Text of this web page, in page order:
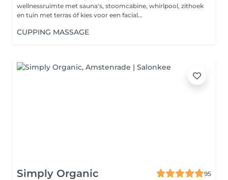
wellnessruimte met sauna's, stoomcabine, whirlpool, zithoek
en tuin met terras óf kies voor een facial...
CUPPING MASSAGE
Simply Organic
95